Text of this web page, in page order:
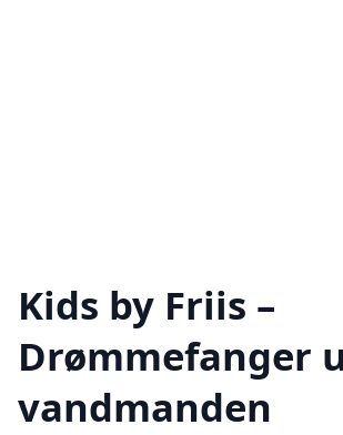
Kids by Friis –
Drømmefanger
vandmanden